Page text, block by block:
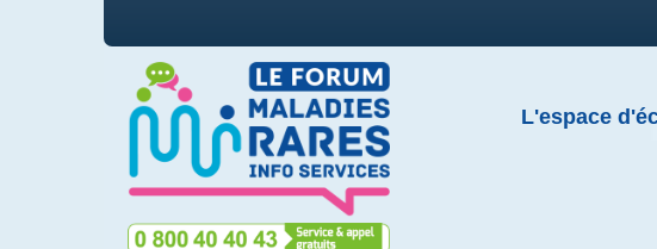
L'espace